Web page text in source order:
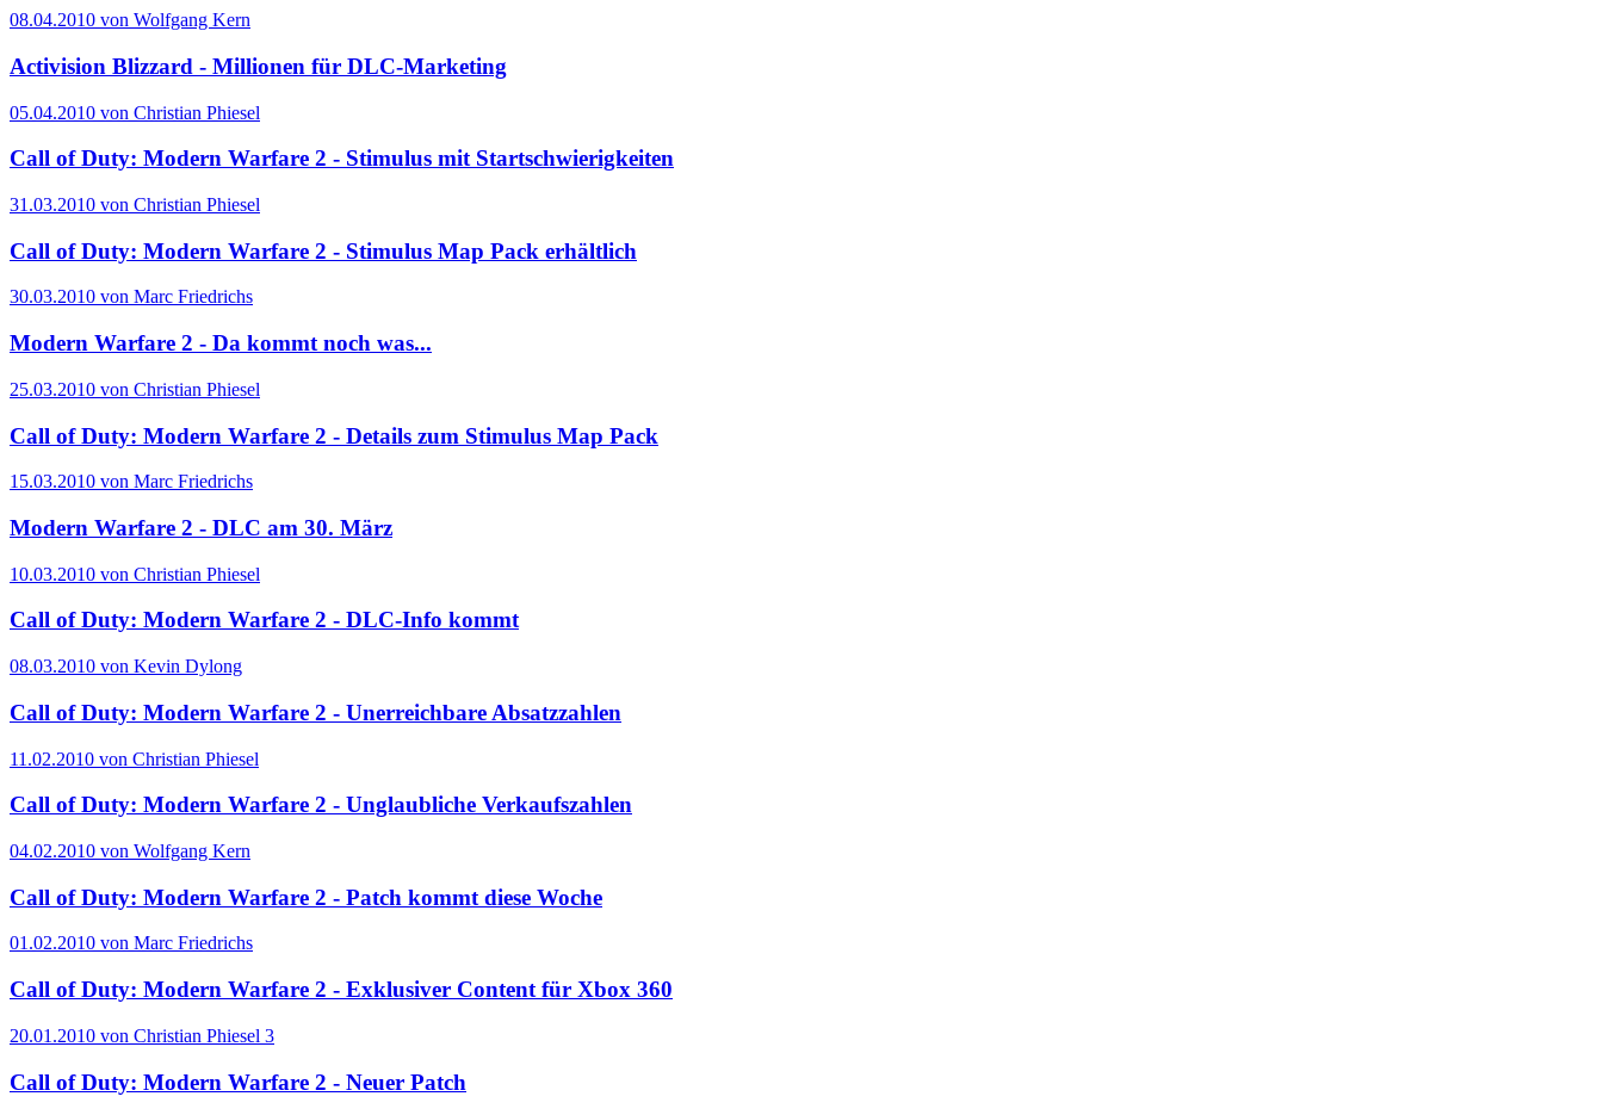
08.04.2010 von Wolfgang Kern
Activision Blizzard - Millionen für DLC-Marketing
05.04.2010 von Christian Phiesel
Call of Duty: Modern Warfare 2 - Stimulus mit Startschwierigkeiten
31.03.2010 von Christian Phiesel
Call of Duty: Modern Warfare 2 - Stimulus Map Pack erhältlich
30.03.2010 von Marc Friedrichs
Modern Warfare 2 - Da kommt noch was...
25.03.2010 von Christian Phiesel
Call of Duty: Modern Warfare 2 - Details zum Stimulus Map Pack
15.03.2010 von Marc Friedrichs
Modern Warfare 2 - DLC am 30. März
10.03.2010 von Christian Phiesel
Call of Duty: Modern Warfare 2 - DLC-Info kommt
08.03.2010 von Kevin Dylong
Call of Duty: Modern Warfare 2 - Unerreichbare Absatzzahlen
11.02.2010 von Christian Phiesel
Call of Duty: Modern Warfare 2 - Unglaubliche Verkaufszahlen
04.02.2010 von Wolfgang Kern
Call of Duty: Modern Warfare 2 - Patch kommt diese Woche
01.02.2010 von Marc Friedrichs
Call of Duty: Modern Warfare 2 - Exklusiver Content für Xbox 360
20.01.2010 von Christian Phiesel 3
Call of Duty: Modern Warfare 2 - Neuer Patch